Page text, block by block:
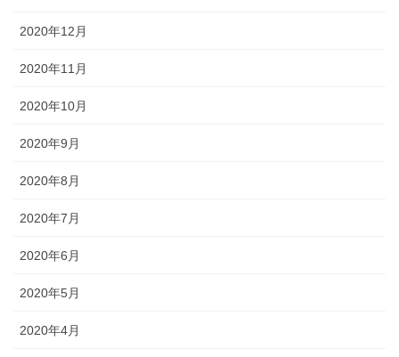
2020年12月
2020年11月
2020年10月
2020年9月
2020年8月
2020年7月
2020年6月
2020年5月
2020年4月